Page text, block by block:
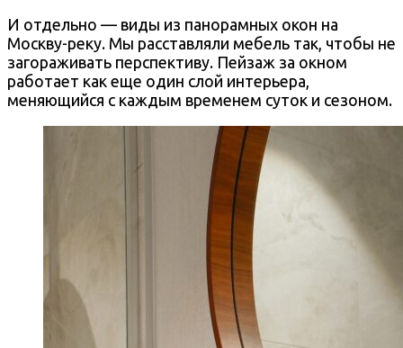
И отдельно — виды из панорамных окон на
Москву-реку. Мы расставляли мебель так, чтобы не
загораживать перспективу. Пейзаж за окном
работает как еще один слой интерьера,
меняющийся с каждым временем суток и сезоном.